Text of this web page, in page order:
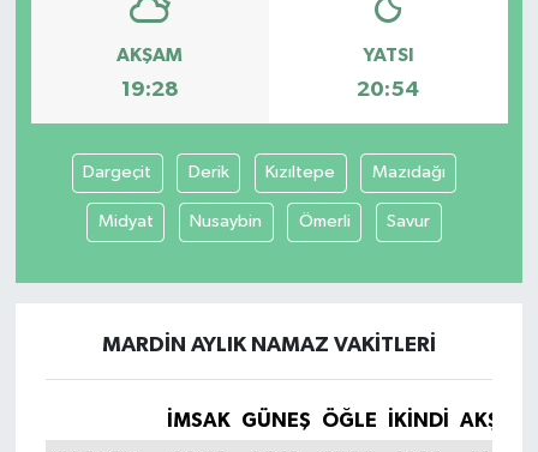
AKŞAM
19:28
YATSI
20:54
Dargeçit Derik Kızıltepe Mazıdağı
Midyat Nusaybin Ömerli Savur
MARDIN AYLIK NAMAZ VAKITLERI
İMSAK GÜNEŞ ÖĞLE İKINDI
AKŞAM